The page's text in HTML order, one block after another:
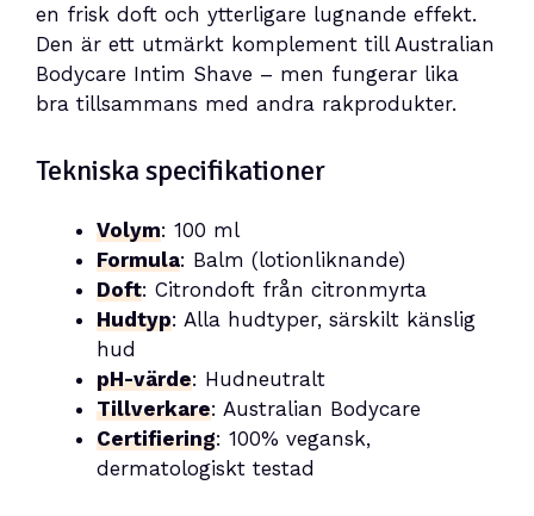
en frisk doft och ytterligare lugnande effekt.
Den är ett utmärkt komplement till Australian
Bodycare Intim Shave – men fungerar lika
bra tillsammans med andra rakprodukter.
Tekniska specifikationer
Volym: 100 ml
Formula: Balm (lotionliknande)
Doft: Citrondoft från citronmyrta
Hudtyp: Alla hudtyper, särskilt känslig
hud
pH-värde: Hudneutralt
Tillverkare: Australian Bodycare
Certifiering: 100% vegansk,
dermatologiskt testad